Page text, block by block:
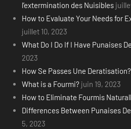
l’extermination des Nuisibles
How to Evaluate Your Needs for
juillet 10, 2023
What Do I Do If I Have Punaises
2023
How Se Passes Une Deratisation?
What is a Fourmi? juin 19, 2023
How to Eliminate Fourmis
Differences Between Punaises
5, 2023